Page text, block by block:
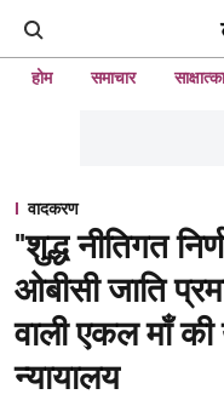
होम समाचार
वादकरण
"शुद्ध नीतिगत
ओबीसी जाति
वाली एकल माँ की
न्यायालय